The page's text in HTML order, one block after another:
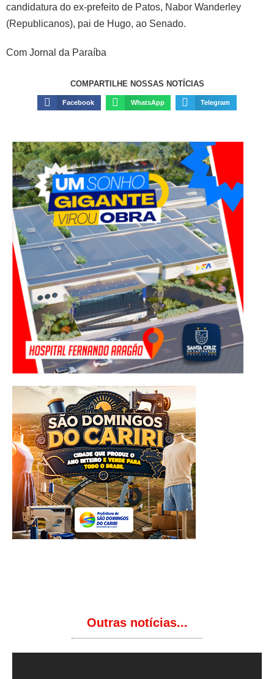
candidatura do ex-prefeito de Patos, Nabor Wanderley
(Republicanos), pai de Hugo, ao Senado.
Com Jornal da Paraíba
COMPARTILHE NOSSAS NOTÍCIAS
Facebook WhatsApp Telegram
Outras notícias...